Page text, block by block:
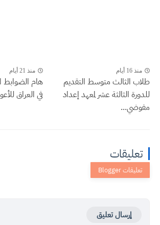
منذ 16 أيام
طلاب الثالث متوسط التقديم
للدورة الثالثة عشر لمعهد إعداد
مفوضي...
منذ 21 أيام
هام الضوابط
في العراق للأعوام
تعليقات
إرسال تعليق